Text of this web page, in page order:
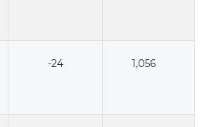
-24 1,056